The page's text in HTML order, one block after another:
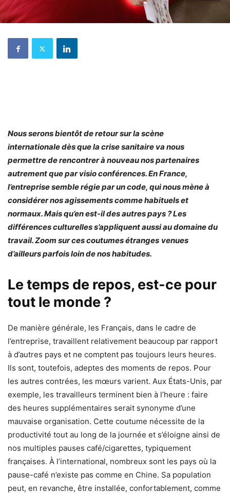
Nous serons bientôt de retour sur la scène
internationale dès que la crise sanitaire va nous
permettre de rencontrer à nouveau nos partenaires
autrement que par visio conférences. En France,
l’entreprise semble régie par un code, qui nous mène à
considérer nos agissements comme habituels et
normaux. Mais qu’en est-il des autres pays ? Les
différences culturelles s’appliquent aussi au domaine du
travail. Zoom sur ces coutumes étranges venues
d’ailleurs parfois loin de nos habitudes.
Le temps de repos, est-ce pour
tout le monde ?
De manière générale, les Français, dans le cadre de
l’entreprise, travaillent relativement beaucoup par rapport
à d’autres pays et ne comptent pas toujours leurs heures.
Ils sont, toutefois, adeptes des moments de repos. Pour
les autres contrées, les mœurs varient. Aux États-Unis, par
exemple, les travailleurs terminent bien à l’heure : faire
des heures supplémentaires serait synonyme d’une
mauvaise organisation. Cette coutume nécessite de la
productivité tout au long de la journée et s’éloigne ainsi de
nos multiples pauses café/cigarettes, typiquement
françaises. À l’international, nombreux sont les pays où la
pause-café n’existe pas comme en Chine. Sa population
peut, en revanche, être installée, confortablement, comme